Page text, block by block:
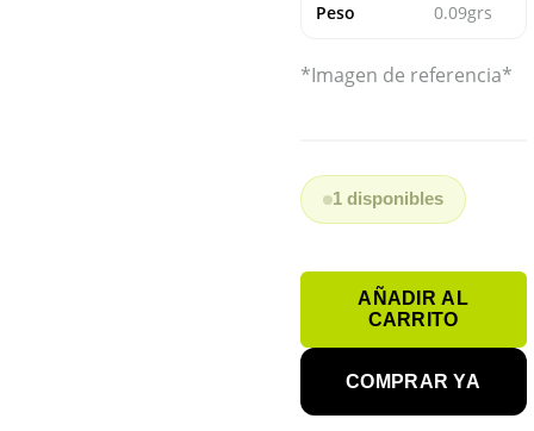
Peso 0.09grs
*Imagen de referencia*
1 disponibles
LIPO
706090
5000mAh
AÑADIR AL
CARRITO
COMPRAR YA